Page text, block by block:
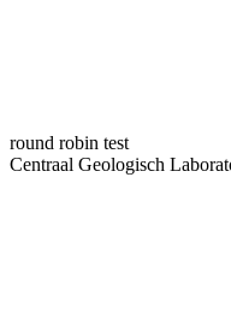
round robin test
Centraal Geologisch